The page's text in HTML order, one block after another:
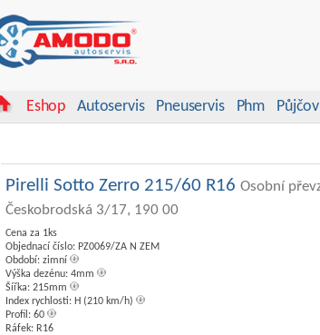
Eshop Autoservis Pneuservis Phm
Pirelli Sotto Zerro 215/60 R16 Osobní
Českobrodská 3/17, 190 00
Cena za 1ks
Objednací číslo: PZ0069/ZA N ZEM
Období: zimní
Výška dezénu: 4mm
Šířka: 215mm
Index rychlosti: H (210 km/h)
Profil: 60
Ráfek: R16